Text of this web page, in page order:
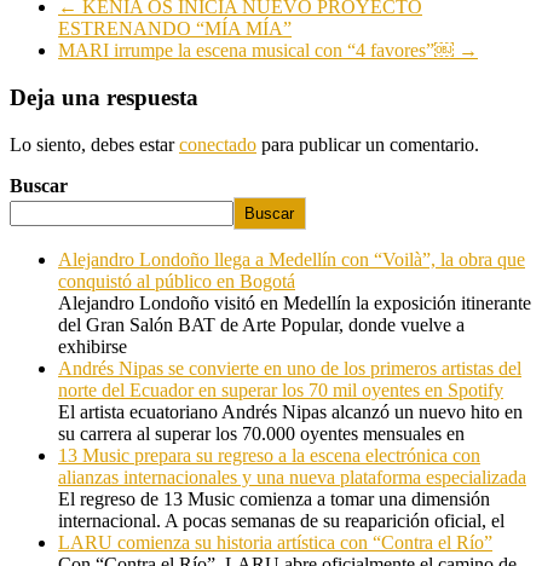
← KENIA OS INICIA NUEVO PROYECTO
ESTRENANDO “MÍA MÍA”
MARI irrumpe la escena musical con “4 favores”￼ →
Deja una respuesta
Lo siento, debes estarconectado para publicar un comentario.
Buscar
Buscar
Alejandro Londoño llega a Medellín con “Voilà”, la obra que
conquistó al público en Bogotá
Alejandro Londoño visitó en Medellín la exposición itinerante
del Gran Salón BAT de Arte Popular, donde vuelve a
exhibirse
Andrés Nipas se convierte en uno de los primeros artistas del
norte del Ecuador en superar los 70 mil oyentes en Spotify
El artista ecuatoriano Andrés Nipas alcanzó un nuevo hito en
su carrera al superar los 70.000 oyentes mensuales en
13 Music prepara su regreso a la escena electrónica con
alianzas internacionales y una nueva plataforma especializada
El regreso de 13 Music comienza a tomar una dimensión
internacional. A pocas semanas de su reaparición oficial, el
LARU comienza su historia artística con “Contra el Río”